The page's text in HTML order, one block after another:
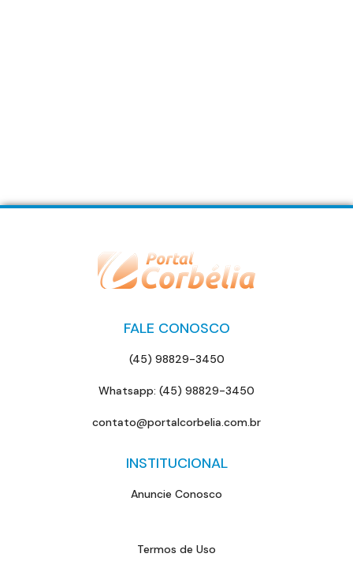
FALE CONOSCO
(45) 98829-3450
Whatsapp: (45) 98829-3450
contato@portalcorbelia.com.br
INSTITUCIONAL
Anuncie Conosco
Termos de Uso